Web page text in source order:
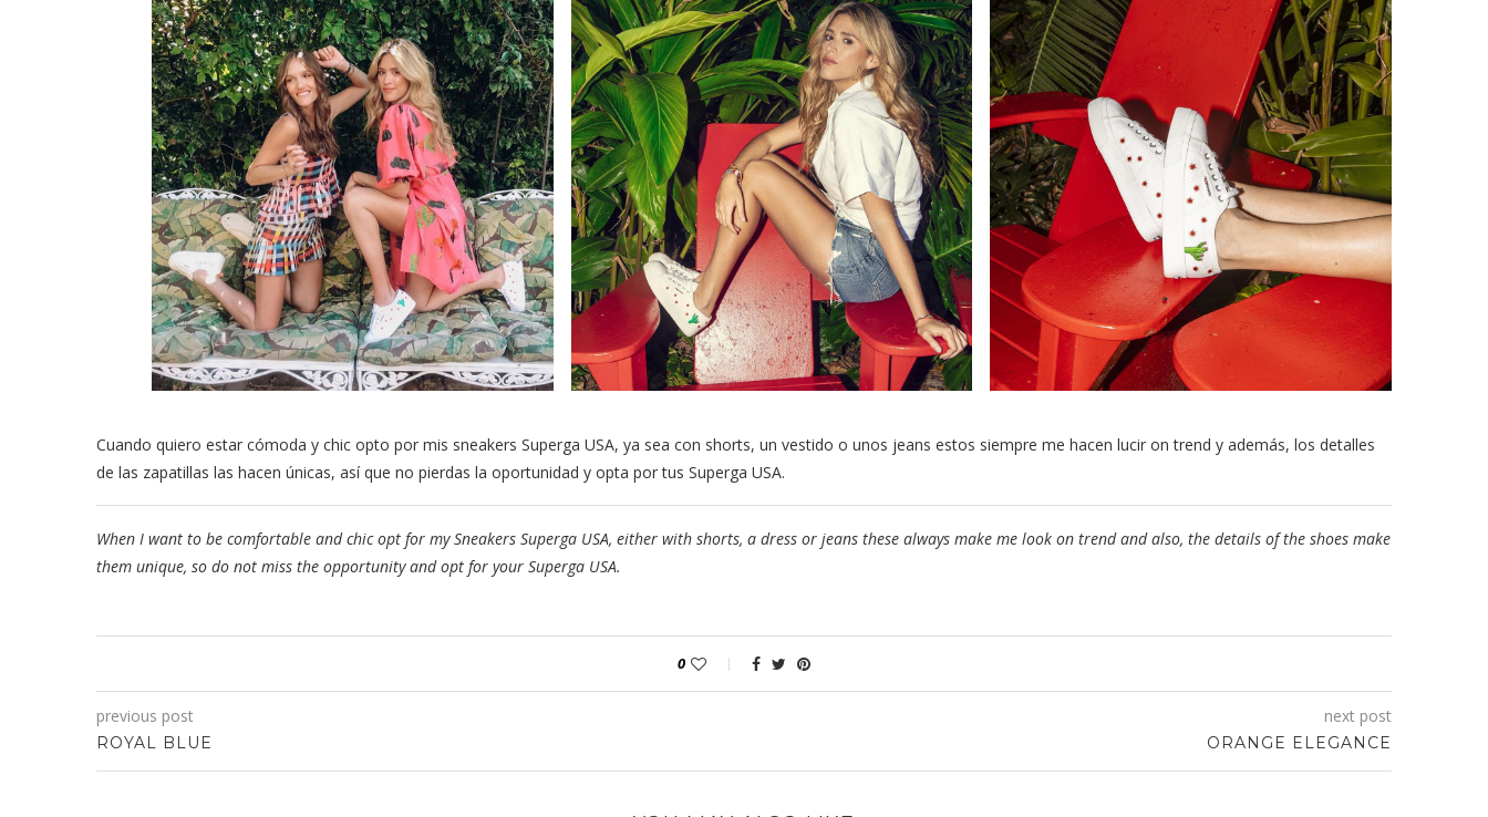
Cuando quiero estar cómoda y chic opto por mis sneakers Superga USA, ya sea con shorts, un vestido o unos jeans estos siempre me hacen lucir on trend y además, los detalles
de las zapatillas las hacen únicas, así que no pierdas la oportunidad y opta por tus Superga USA.
When I want to be comfortable and chic opt for my Sneakers Superga USA, either with shorts, a dress or jeans these always make me look on trend and also, the details of the shoes make
them unique, so do not miss the opportunity and opt for your Superga USA.
0
previous post
ROYAL BLUE
next post
ORANGE ELEGANCE